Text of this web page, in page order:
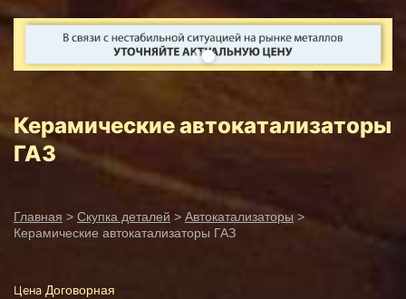
Керамические автокатализаторы
ГАЗ
Главная > Скупка деталей > Автокатализаторы >
Керамические автокатализаторы ГАЗ
Цена Договорная